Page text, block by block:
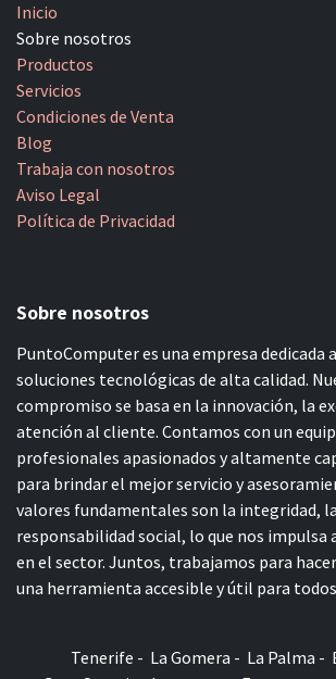
Inicio
Sobre nosotros
Productos
Servicios
Condiciones de Venta
Blog
Trabaja con nosotros
Aviso Legal
Política de Privacidad
Sobre nosotros
PuntoComputer es una empresa dedicada
soluciones tecnológicas de alta calidad.
compromiso se basa en la innovación, la
atención al cliente. Contamos con un
profesionales apasionados y altamente
para brindar el mejor servicio y
valores fundamentales son la integridad,
responsabilidad social, lo que nos impulsa
en el sector. Juntos, trabajamos para
una herramienta accesible y útil para
Tenerife - La Gomera - La Palma -